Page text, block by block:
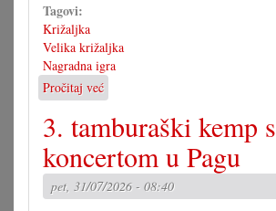
Tagovi:
Križaljka
Velika križaljka
Nagradna igra
Pročitaj već
Rješenje
velike
križaljke
za
misec
juli
3. tamburaški kemp s
koncertom u Pagu
pet, 31/07/2026 - 08:40